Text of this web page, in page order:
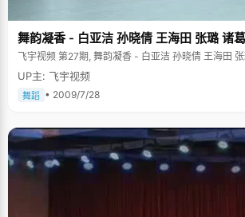
舞韵凝香 - 白亚洁 孙晓倩 王海田 张璐 诸
飞宇视频 第27期, 舞韵凝香 - 白亚洁 孙晓倩 王海田
UP主: 飞宇视频
舞蹈 • 2009/7/28